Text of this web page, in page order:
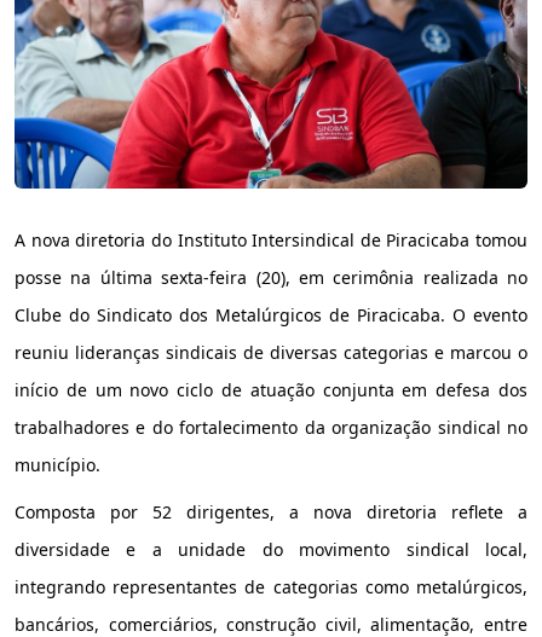
A nova diretoria do Instituto Intersindical de Piracicaba tomou
posse na última sexta-feira (20), em cerimônia realizada no
Clube do Sindicato dos Metalúrgicos de Piracicaba. O evento
reuniu lideranças sindicais de diversas categorias e marcou o
início de um novo ciclo de atuação conjunta em defesa dos
trabalhadores e do fortalecimento da organização sindical no
município.
Composta por 52 dirigentes, a nova diretoria reflete a
diversidade e a unidade do movimento sindical local,
integrando representantes de categorias como metalúrgicos,
bancários, comerciários, construção civil, alimentação, entre